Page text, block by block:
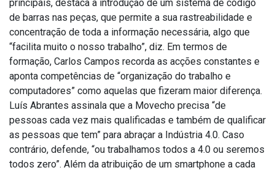
principais, destaca a introdução de um sistema de código
de barras nas peças, que permite a sua rastreabilidade e
concentração de toda a informação necessária, algo que
“facilita muito o nosso trabalho”, diz. Em termos de
formação, Carlos Campos recorda as acções constantes e
aponta competências de “organização do trabalho e
computadores” como aquelas que fizeram maior diferença.
Luís Abrantes assinala que a Movecho precisa “de
pessoas cada vez mais qualificadas e também de qualificar
as pessoas que tem” para abraçar a Indústria 4.0. Caso
contrário, defende, “ou trabalhamos todos a 4.0 ou seremos
todos zero”. Além da atribuição de um smartphone a cada